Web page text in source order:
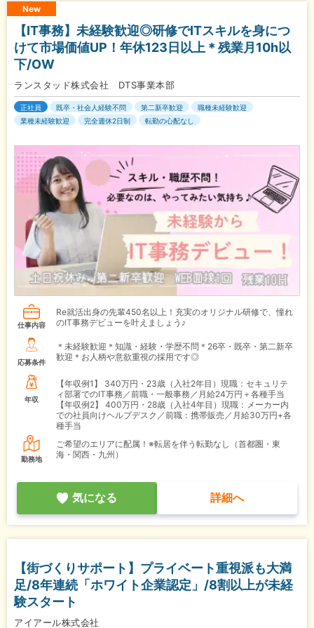
New
【IT事務】未経験歓迎◎研修でITスキルを身につ
けて市場価値UP！年休123日以上＊残業月10h以
下/OW
ランスタッド株式会社 DTS事業本部
正社員 既卒・社会人経験不問 第二新卒歓迎
職種未経験歓迎
業種未経験歓迎
完全週休2日制 転勤の心配なし
仕事内容
Re就活出身の先輩450名以上！充実のオリジナル研修で、憧れ
のIT事務デビューを叶えましょう♪
応募条件
＊未経験歓迎＊知識・経験・学歴不問＊26卒・既卒・第二新卒
歓迎＊お人柄や意欲重視の採用です◎
年収
【年収例1】
340万円・23歳（入社2年目）現職：セキュリテ
ィ部署でのIT事務／前職・一般事務／月給24万円＋各種手当
【年収例2】
400万円・28歳（入社4年目）現職：メーカー内
での社員向けヘルプデスク／前職：携帯販売／月給30万円+各
種手当
勤務地
ご希望のエリアに配属！※転居を伴う転勤なし（首都圏・東
海・関西・九州）
気になる 詳細へ
【街づくりサポート】プライベート重視派も大満
足/8年連続「ホワイト企業認定」/8割以上が未経
験スタート
アイアール株式会社